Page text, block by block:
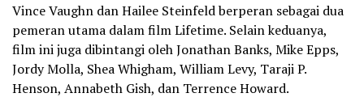
Vince Vaughn dan Hailee Steinfeld berperan sebagai dua
pemeran utama dalam film Lifetime. Selain keduanya,
film ini juga dibintangi oleh Jonathan Banks, Mike Epps,
Jordy Molla, Shea Whigham, William Levy, Taraji P.
Henson, Annabeth Gish, dan Terrence Howard.